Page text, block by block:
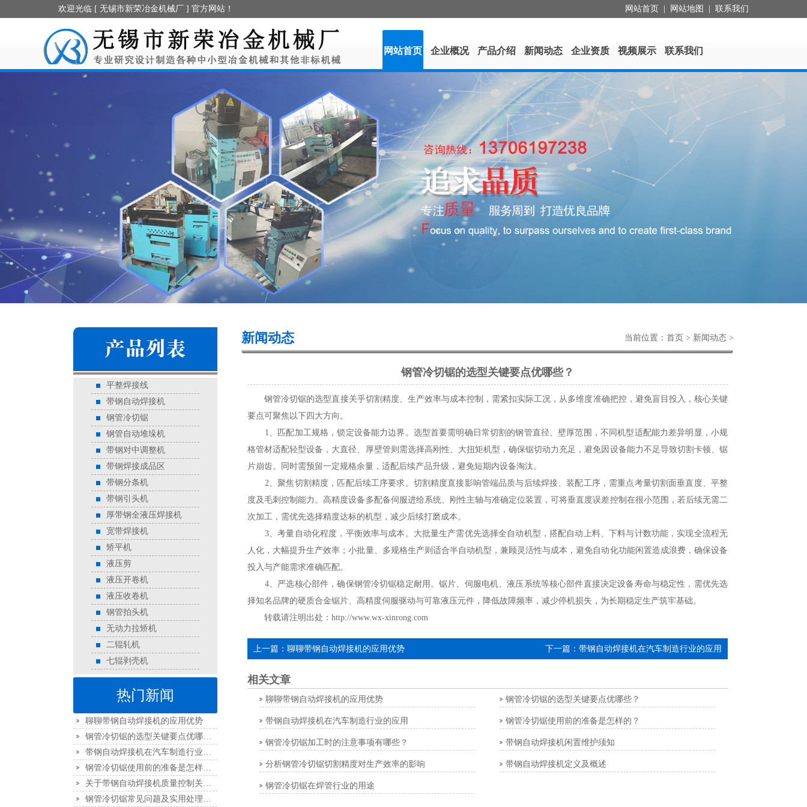
欢迎光临 [ 无锡市新荣冶金机械厂 ] 官方网站！ 网站首页 网站地图 联系我们
网站首页 企业概况 产品介绍 新闻动态 企业资质 视频展示 联系我们
平整焊接线
带钢自动焊接机
钢管冷切锯
钢管自动堆垛机
带钢对中调整机
带钢焊接成品区
带钢分条机
带钢引头机
厚带钢全液压焊接机
宽带焊接机
矫平机
液压剪
液压开卷机
液压收卷机
钢管拍头机
无动力拉矫机
二辊轧机
七辊剥壳机
热门新闻
聊聊带钢自动焊接机的应用优势
钢管冷切锯的选型关键要点优哪些？
带钢自动焊接机在汽车制造行业的应用
钢管冷切锯使用前的准备是怎样的？
关于带钢自动焊接机质量控制关键要点
钢管冷切锯常见问题及实用处理方法
新闻动态 当前位置： 首页 > 新闻动态 >
钢管冷切锯的选型关键要点优哪些？
钢管冷切锯的选型直接关乎切割精度、生产效率与成本控制，需紧扣实际工况，从多维度准确把控，避免盲目投入，核心关键
要点可聚焦以下四大方向。
1、匹配加工规格，锁定设备能力边界。选型首要需明确日常切割的钢管直径、壁厚范围，不同机型适配能力差异明显，小规
格管材适配轻型设备，大直径、厚壁管则需选择高刚性、大扭矩机型，确保锯切动力充足，避免因设备能力不足导致切割卡顿、锯
片崩齿。同时需预留一定规格余量，适配后续产品升级，避免短期内设备淘汰。
2、聚焦切割精度，匹配后续工序要求。切割精度直接影响管端品质与后续焊接、装配工序，需重点考量切割面垂直度、平整
度及毛刺控制能力。高精度设备多配备伺服进给系统、刚性主轴与准确定位装置，可将垂直度误差控制在很小范围，若后续无需二
次加工，需优先选择精度达标的机型，减少后续打磨成本。
3、考量自动化程度，平衡效率与成本。大批量生产需优先选择全自动机型，搭配自动上料、下料与计数功能，实现全流程无
人化，大幅提升生产效率；小批量、多规格生产则适合半自动机型，兼顾灵活性与成本，避免自动化功能闲置造成浪费，确保设备
投入与产能需求准确匹配。
4、严选核心部件，确保钢管冷切锯稳定耐用。锯片、伺服电机、液压系统等核心部件直接决定设备寿命与稳定性，需优先选
择知名品牌的硬质合金锯片、高精度伺服驱动与可靠液压元件，降低故障频率，减少停机损失，为长期稳定生产筑牢基础。
转载请注明出处： http://www.wx-xinrong.com
上一篇： 聊聊带钢自动焊接机的应用优势 下一篇： 带钢自动焊接机在汽车制造行业的应用
相关文章
聊聊带钢自动焊接机的应用优势 钢管冷切锯的选型关键要点优哪些？
带钢自动焊接机在汽车制造行业的应用 钢管冷切锯使用前的准备是怎样的？
钢管冷切锯加工时的注意事项有哪些？ 带钢自动焊接机闲置维护须知
分析钢管冷切锯切割精度对生产效率的影响 带钢自动焊接机定义及概述
钢管冷切锯在焊管行业的用途